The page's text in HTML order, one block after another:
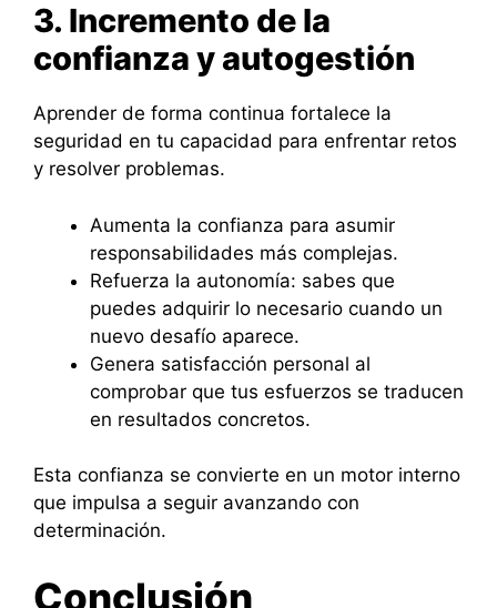
3. Incremento de la
confianza y autogestión
Aprender de forma continua fortalece la
seguridad en tu capacidad para enfrentar retos
y resolver problemas.
Aumenta la confianza para asumir
responsabilidades más complejas.
Refuerza la autonomía: sabes que
puedes adquirir lo necesario cuando un
nuevo desafío aparece.
Genera satisfacción personal al
comprobar que tus esfuerzos se traducen
en resultados concretos.
Esta confianza se convierte en un motor interno
que impulsa a seguir avanzando con
determinación.
Conclusión